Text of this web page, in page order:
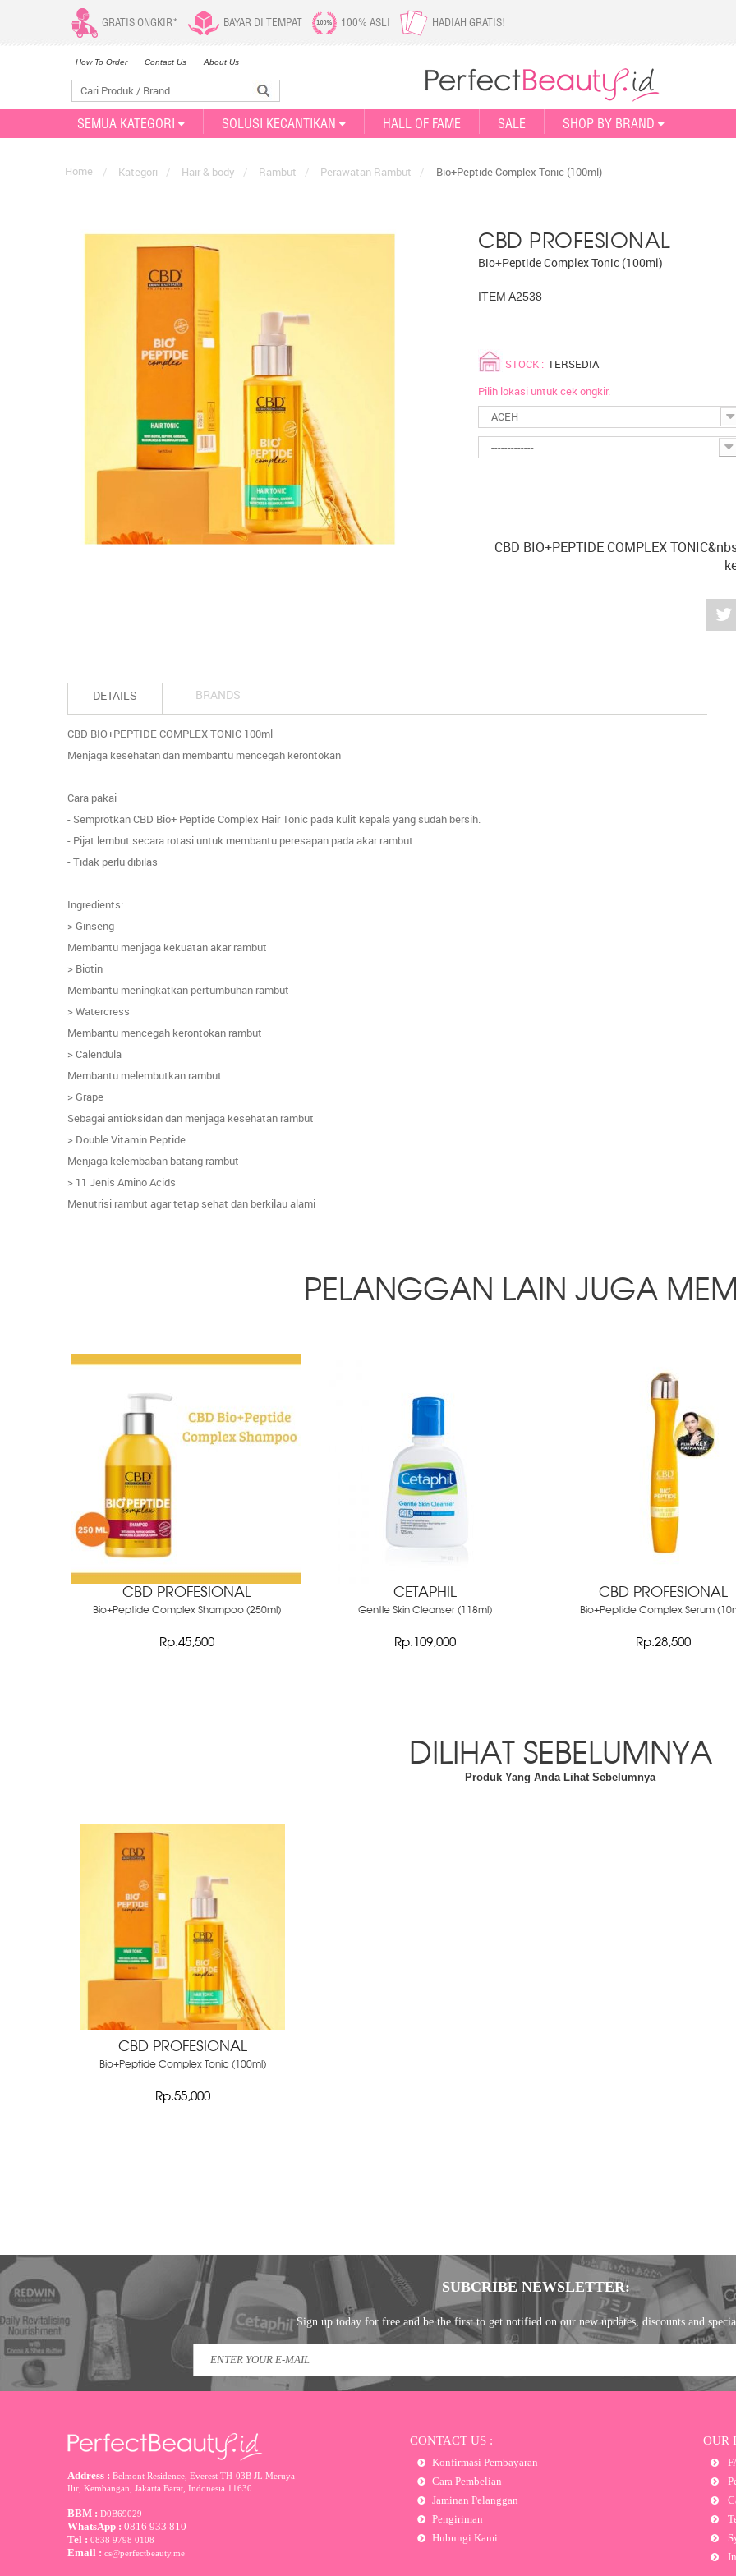
GRATIS ONGKIR* BAYAR DI TEMPAT 100% ASLI HADIAH GRATIS!
How To Order Contact Us About Us
SEMUA KATEGORI SOLUSI KECANTIKAN HALL OF FAME SALE SHOP BY BRAND
Home / Kategori / Hair & body / Rambut / Perawatan Rambut / Bio+Peptide Complex Tonic (100ml)
CBD PROFESIONAL
Bio+Peptide Complex Tonic (100ml)
ITEM A2538
STOCK : TERSEDIA
Pilih lokasi untuk cek ongkir.
ACEH
-------------
CBD BIO+PEPTIDE COMPLEX
DETAILS BRANDS
CBD BIO+PEPTIDE COMPLEX TONIC 100ml
Menjaga kesehatan dan membantu mencegah kerontokan
Cara pakai
- Semprotkan CBD Bio+ Peptide Complex Hair Tonic pada kulit kepala yang sudah bersih.
- Pijat lembut secara rotasi untuk membantu peresapan pada akar rambut
- Tidak perlu dibilas
Ingredients:
> Ginseng
Membantu menjaga kekuatan akar rambut
> Biotin
Membantu meningkatkan pertumbuhan rambut
> Watercress
Membantu mencegah kerontokan rambut
> Calendula
Membantu melembutkan rambut
> Grape
Sebagai antioksidan dan menjaga kesehatan rambut
> Double Vitamin Peptide
Menjaga kelembaban batang rambut
> 11 Jenis Amino Acids
Menutrisi rambut agar tetap sehat dan berkilau alami
PELANGGAN LAIN JUGA
CBD PROFESIONAL
Bio+Peptide Complex Shampoo (250ml)
Rp.45,500
CETAPHIL
Gentle Skin Cleanser (118ml)
Rp.109,000
CBD PROFESIONAL
Bio+Peptide Complex Serum
Rp.28,500
DILIHAT SEBELUMNYA
Produk Yang Anda Lihat Sebelumnya
CBD PROFESIONAL
Bio+Peptide Complex Tonic (100ml)
Rp.55,000
SUBCRIBE NEWSLETTER:
Sign up today for free and be the first to get notified on our new updates, discounts and
Address : Belmont Residence, Everest TH-03B JL Meruya
Ilir, Kembangan, Jakarta Barat Indonesia 11630
BBM : D0B69029
WhatsApp : 0816 933 810
Tel : 0838 9798 0108
Email : cs@perfectbeauty.me
CONTACT US :
Konfirmasi Pembayaran
Cara Pembelian
Jaminan Pelanggan
Pengiriman
Hubungi Kami
OUR